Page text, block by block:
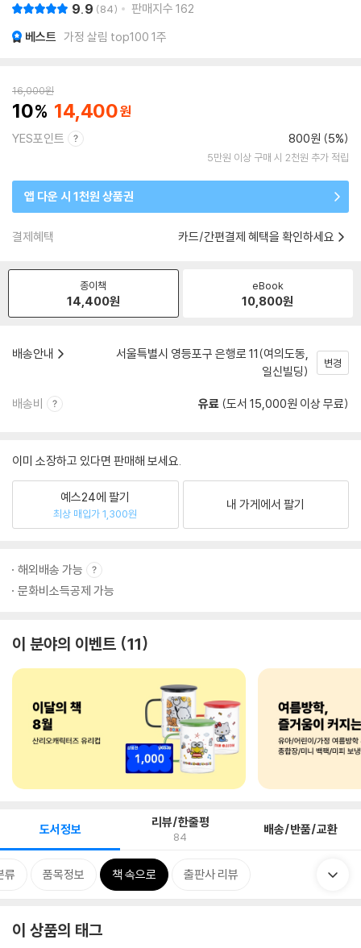
9.9 84 판매지수 162
베스트 가정 살림 top100 1주
16,000원
10 14,400
YES포인트 800원 (5%)
5만원 이상 구매 시 2천원 추가 적립
앱 다운 시 1천원 상품권
결제혜택 카드/간편결제 혜택을 확인하세요
종이책
14,400원
eBook
10,800원
배송안내
서울특별시 영등포구 은행로 11(여의도동,
일신빌딩)
변경
배송비 유료 (도서 15,000원 이상 무료)
이미 소장하고 있다면 판매해 보세요.
예스24에 팔기
최상 매입가 1,300원
내 가게에서 팔기
해외배송 가능
문화비소득공제 가능
이 분야의 이벤트 11
도서정보 리뷰/한줄평
84 배송/반품/교환
류 품목정보 책 속으로 출판사 리뷰
이 상품의 태그